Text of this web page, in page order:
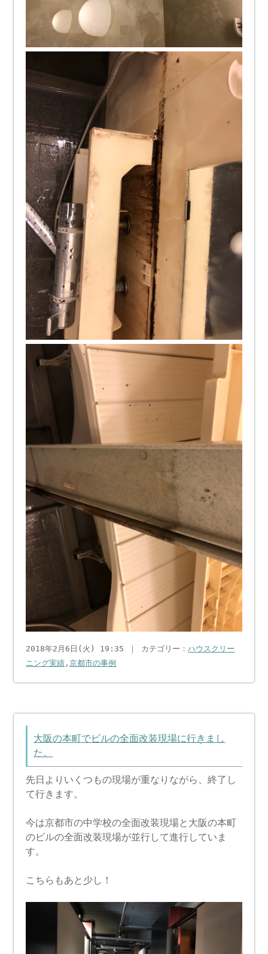
2018年2月6日(火) 19:35 ｜ カテゴリー：ハウスクリー
ニング実績 ,京都市の事例
大阪の本町でビルの全面改装現場に行きまし
た。
先日よりいくつもの現場が重なりながら、終了し
て行きます。
今は京都市の中学校の全面改装現場と大阪の本町
のビルの全面改装現場が並行して進行していま
す。
こちらもあと少し！